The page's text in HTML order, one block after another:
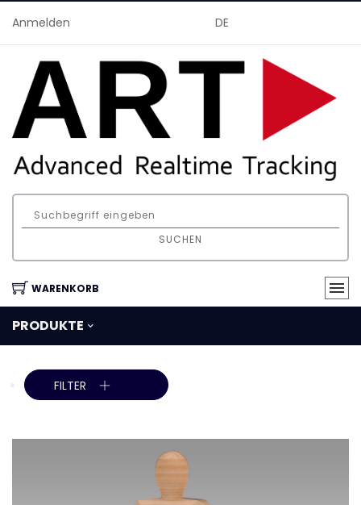
Anmelden DE
SUCHEN
WARENKORB
PRODUKTE
FILTER